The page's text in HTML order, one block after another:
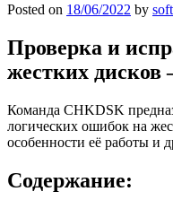
Posted on 18/06/2022 by
Проверка и
жестких
Команда CHKDSK
логических ошибок на
особенности её работы и
Содержание: